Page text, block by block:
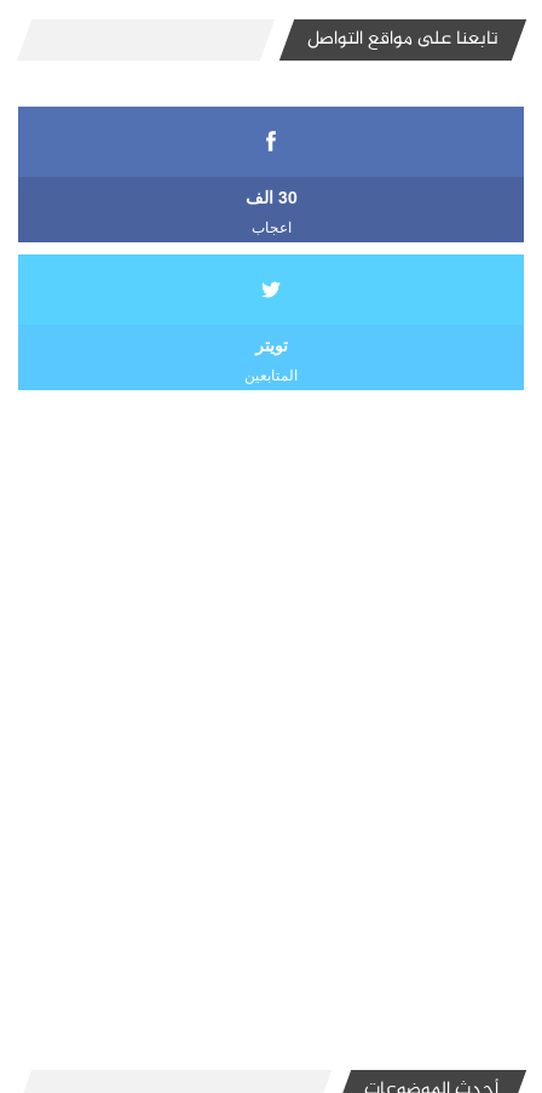
تابعنا على مواقع التواصل
30 الف
اعجاب
تويتر
المتابعين